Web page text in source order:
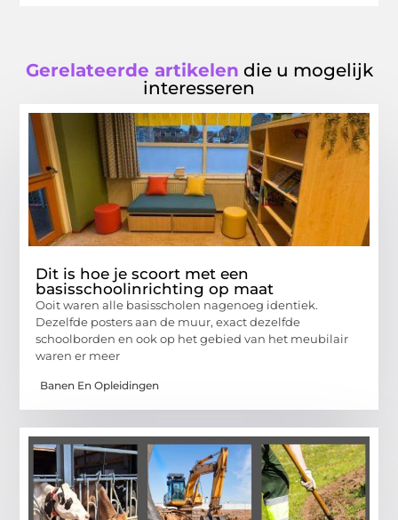
Gerelateerde artikelen die u mogelijk
interesseren
Dit is hoe je scoort met een
basisschoolinrichting op maat
Ooit waren alle basisscholen nagenoeg identiek.
Dezelfde posters aan de muur, exact dezelfde
schoolborden en ook op het gebied van het meubilair
waren er meer
Banen En Opleidingen